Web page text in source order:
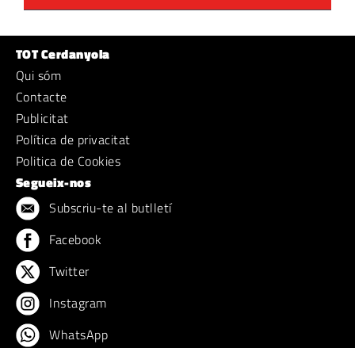
TOT Cerdanyola
Qui sóm
Contacte
Publicitat
Política de privacitat
Politica de Cookies
Segueix-nos
Subscriu-te al butlletí
Facebook
Twitter
Instagram
WhatsApp